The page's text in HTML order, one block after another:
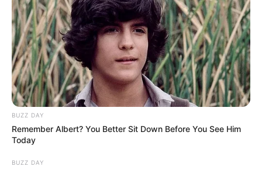
BUZZ DAY
Remember Albert? You Better Sit Down Before You See Him
Today
BUZZ DAY